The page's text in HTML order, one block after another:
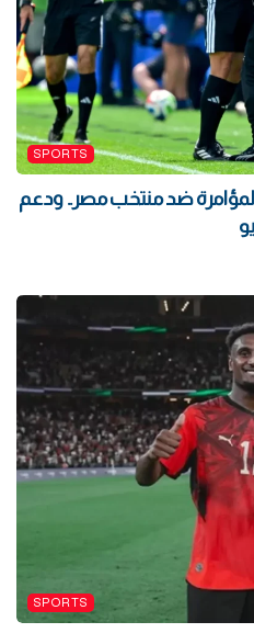
SPORTS
ضد منتخب مصر.. ودعم
SPORTS